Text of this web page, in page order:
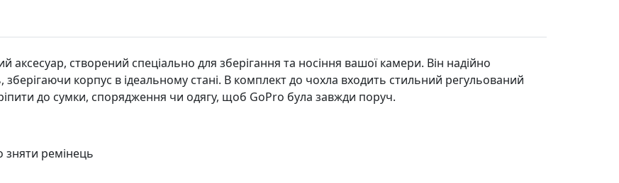
створений спеціально для зберігання та носіння вашої камери. Він надійно
корпус в ідеальному стані. В комплект до чохла входить стильний регульований
до сумки, спорядження чи одягу, щоб GoPro була завжди поруч.
ремінець